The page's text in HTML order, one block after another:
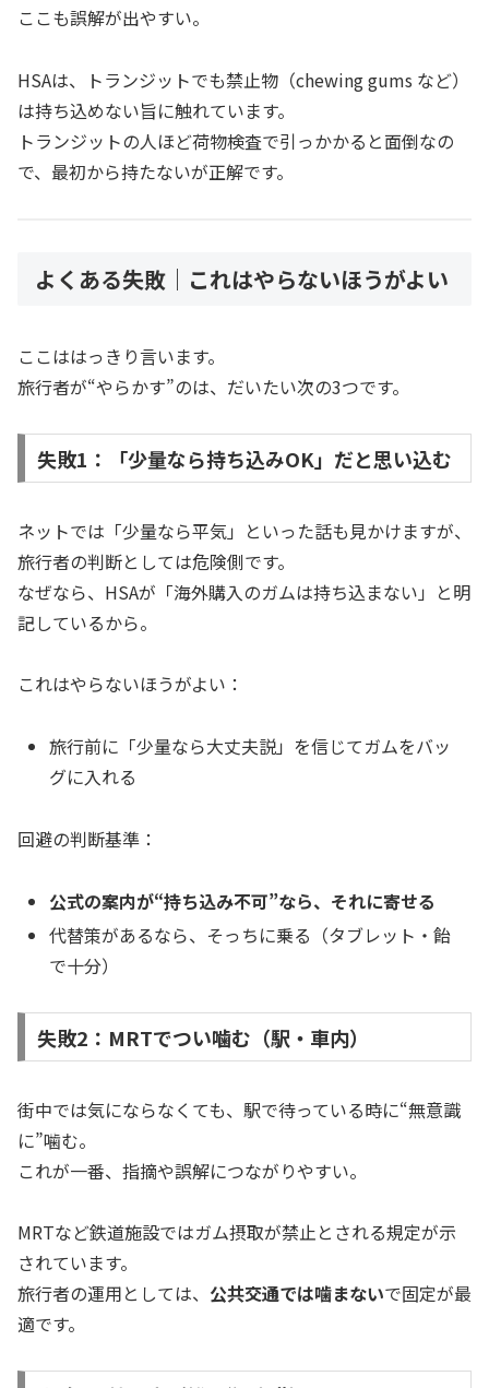
ここも誤解が出やすい。
HSAは、トランジットでも禁止物（chewing gums など）
は持ち込めない旨に触れています。
トランジットの人ほど荷物検査で引っかかると面倒なの
で、最初から持たないが正解です。
よくある失敗｜これはやらないほうがよい
ここははっきり言います。
旅行者が“やらかす”のは、だいたい次の3つです。
失敗1：「少量なら持ち込みOK」だと思い込む
ネットでは「少量なら平気」といった話も見かけますが、
旅行者の判断としては危険側です。
なぜなら、HSAが「海外購入のガムは持ち込まない」と明
記しているから。
これはやらないほうがよい：
旅行前に「少量なら大丈夫説」を信じてガムをバッ
グに入れる
回避の判断基準：
公式の案内が“持ち込み不可”なら、それに寄せる
代替策があるなら、そっちに乗る（タブレット・飴
で十分）
失敗2：MRTでつい噛む（駅・車内）
街中では気にならなくても、駅で待っている時に“無意識
に”噛む。
これが一番、指摘や誤解につながりやすい。
MRTなど鉄道施設ではガム摂取が禁止とされる規定が示
されています。
旅行者の運用としては、 公共交通では噛まないで固定が最
適です。